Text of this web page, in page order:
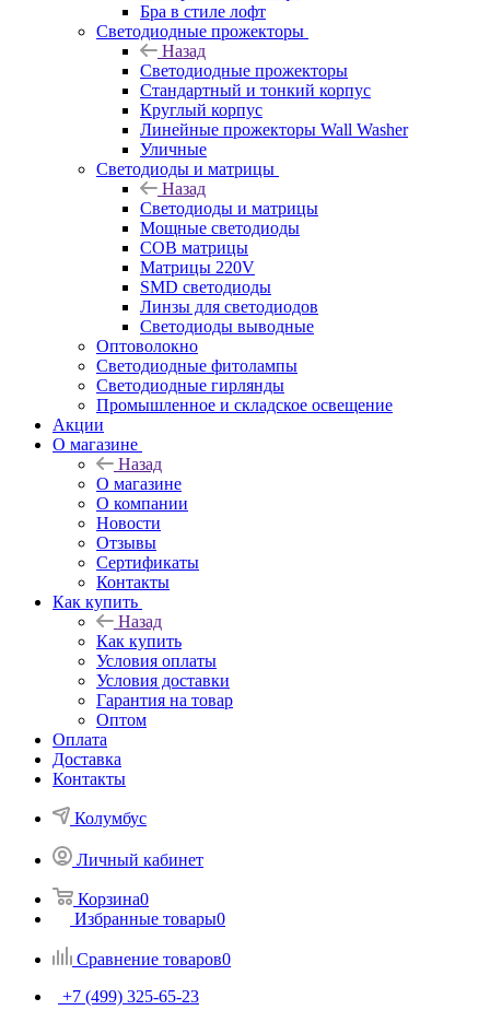
Бра в стиле лофт
Светодиодные прожекторы
Назад
Светодиодные прожекторы
Стандартный и тонкий корпус
Круглый корпус
Линейные прожекторы Wall Washer
Уличные
Светодиоды и матрицы
Назад
Светодиоды и матрицы
Мощные светодиоды
COB матрицы
Матрицы 220V
SMD светодиоды
Линзы для светодиодов
Светодиоды выводные
Оптоволокно
Светодиодные фитолампы
Светодиодные гирлянды
Промышленное и складское освещение
Акции
О магазине
Назад
О магазине
О компании
Новости
Отзывы
Сертификаты
Контакты
Как купить
Назад
Как купить
Условия оплаты
Условия доставки
Гарантия на товар
Оптом
Оплата
Доставка
Контакты
Колумбус
Личный кабинет
Корзина0
Избранные товары0
Сравнение товаров0
+7 (499) 325-65-23